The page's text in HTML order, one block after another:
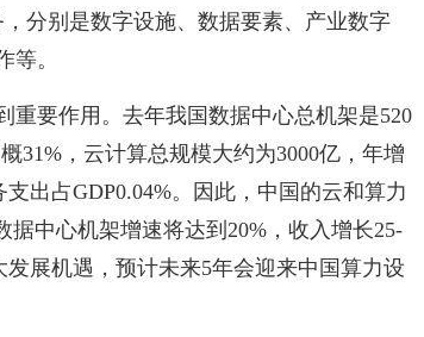
分别是数字设施、数据要素、产业数字
。
重要作用。去年我国数据中心总机架是520
31%，云计算总规模大约为3000亿，年增
出占GDP0.04%。因此，中国的云和算力
中心机架增速将达到20%，收入增长25-
展机遇，预计未来5年会迎来中国算力设